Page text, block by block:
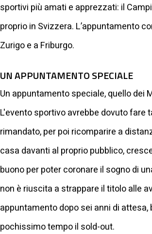
sportivi più amati e apprezzati: il
proprio in Svizzera. L’appuntamento
Zurigo e a Friburgo.
UN APPUNTAMENTO SPECIALE
Un appuntamento speciale, quello dei
L'evento sportivo avrebbe dovuto fare
rimandato, per poi ricomparire a
casa davanti al proprio pubblico,
buono per poter coronare il sogno di
non è riuscita a strappare il titolo alle
appuntamento dopo sei anni di
pochissimo tempo il sold-out.